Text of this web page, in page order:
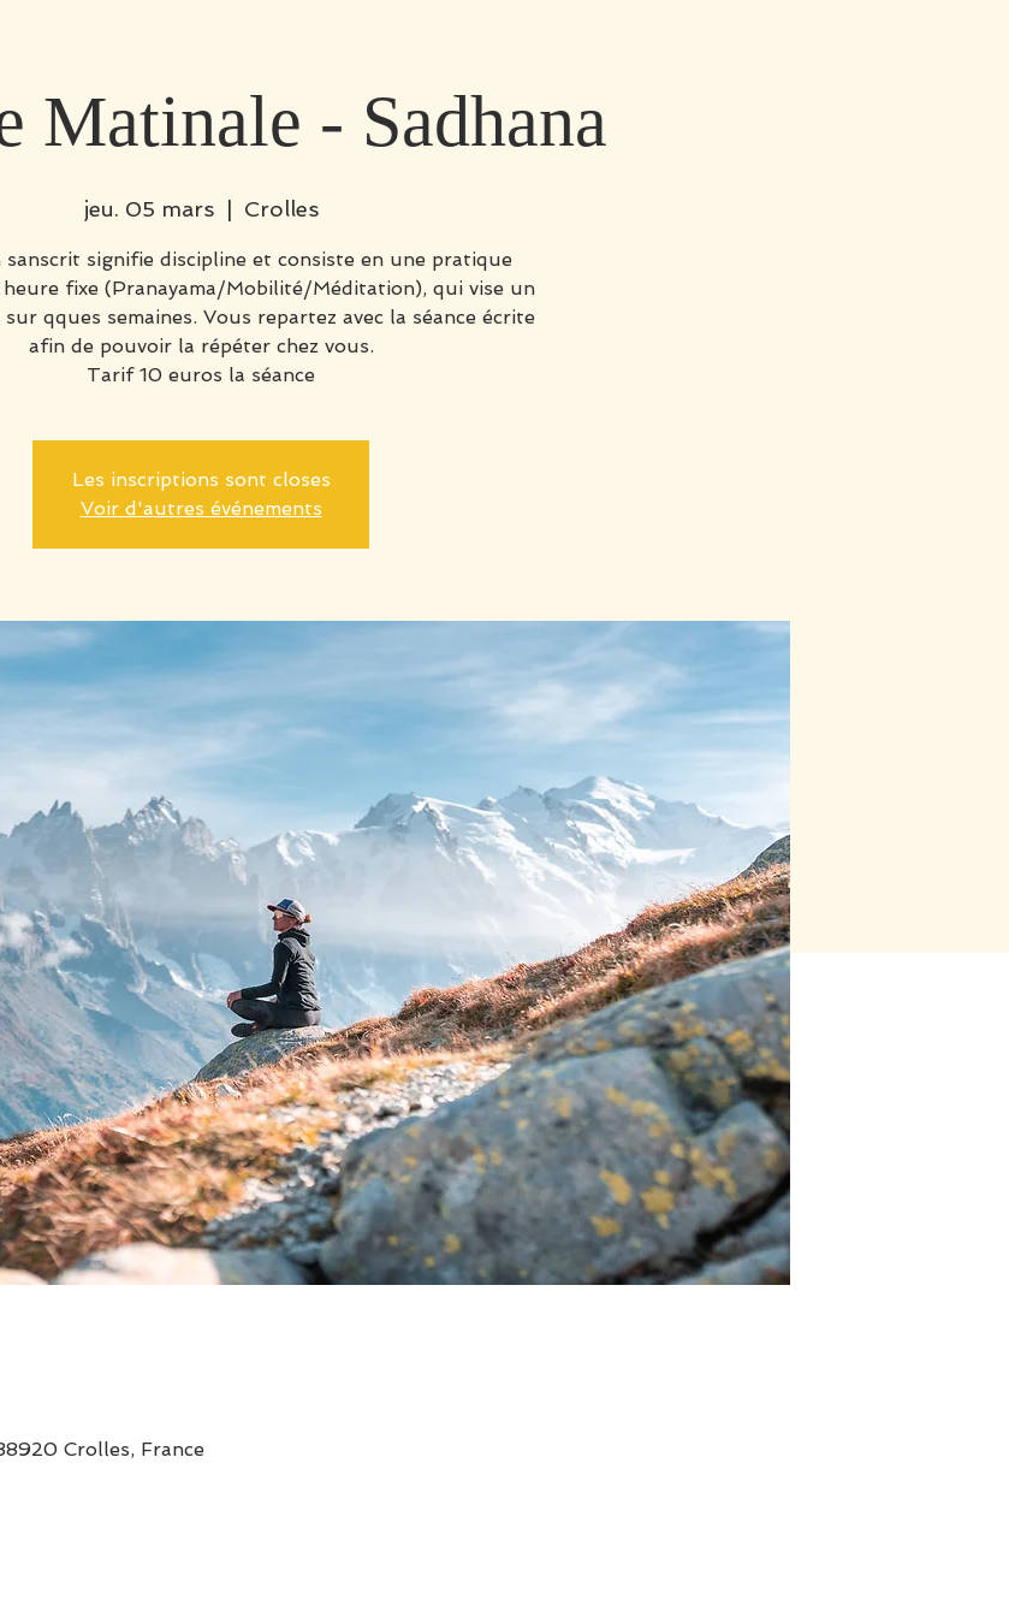
Matinale - Sadhana
jeu. 05 mars
  |
Crolles
sanscrit signifie discipline et consiste en une pratique
fixe (Pranayama/Mobilité/Méditation), qui vise un
qques semaines. Vous repartez avec la séance écrite
afin de pouvoir la répéter chez vous.
Tarif 10 euros la séance
Les inscriptions sont closes
Voir d'autres événements
Crolles, France